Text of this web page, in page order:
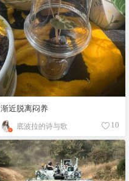
渐近脱离闷养
底波拉的诗与歌 10